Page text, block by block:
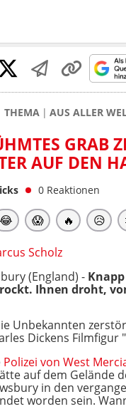
THEMA AUS ALLER
GRAB
AUF DEN
0 Reaktionen
😂 😱 🔥 😥
Scholz
(England) -
Ihnen droht,
Unbekannten
Dickens Filmfigur
Polizei von West
auf dem Gelände
in den
worden sein.